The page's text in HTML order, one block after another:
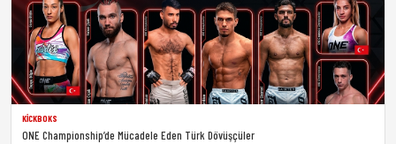
KICKBOKS
ONE Championship’de Mücadele Eden Türk Dövüşçüler